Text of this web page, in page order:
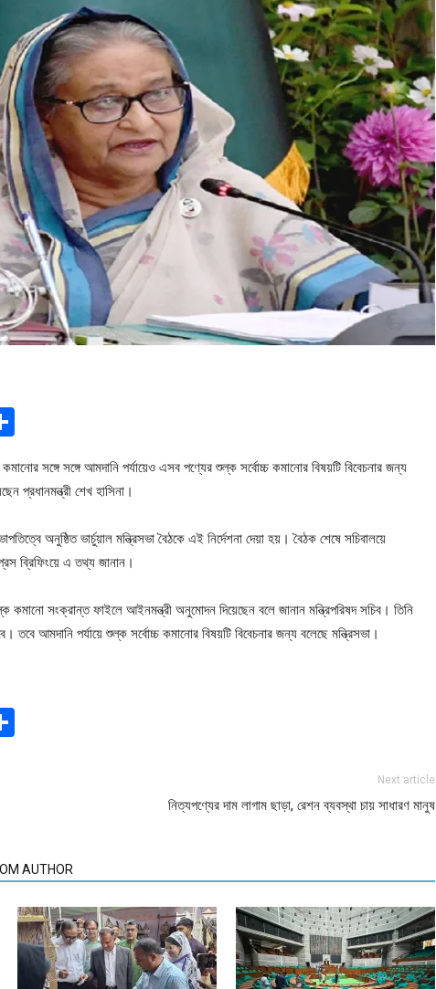
সঙ্গে সঙ্গে আমদানি পর্যায়েও এসব পণ্যের শুল্ক সর্বোচ্চ কমানোর বিষয়টি বিবেচনার জন্য
প্রধানমন্ত্রী শেখ হাসিনা।
অনুষ্ঠিত ভার্চুয়াল মন্ত্রিসভা বৈঠকে এই নির্দেশনা দেয়া হয়। বৈঠক শেষে সচিবালয়ে
ব্রিফিংয়ে এ তথ্য জানান।
কমানো সংক্রান্ত ফাইলে আইনমন্ত্রী অনুমোদন দিয়েছেন বলে জানান মন্ত্রিপরিষদ সচিব। তিনি
আমদানি পর্যায়ে শুল্ক সর্বোচ্চ কমানোর বিষয়টি বিবেচনার জন্য বলেছে মন্ত্রিসভা।
Next article
নিত্যপণ্যের দাম লাগাম ছাড়া, রেশন ব্যবস্থা চায় সাধারণ মানুষ
AUTHOR